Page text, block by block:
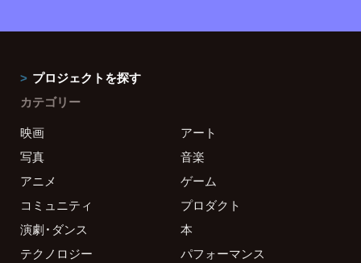
プロジェクトを探す
カテゴリー
映画
アート
写真
音楽
アニメ
ゲーム
コミュニティ
プロダクト
演劇・ダンス
本
テクノロジー
パフォーマンス